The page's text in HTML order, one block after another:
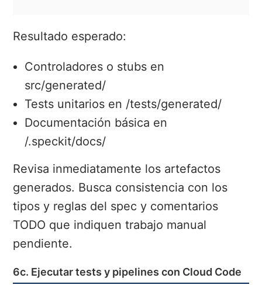
Resultado esperado:
Controladores o stubs en
src/generated/
Tests unitarios en /tests/generated/
Documentación básica en
/.speckit/docs/
Revisa inmediatamente los artefactos
generados. Busca consistencia con los
tipos y reglas del spec y comentarios
TODO que indiquen trabajo manual
pendiente.
6c. Ejecutar tests y pipelines con Cloud Code